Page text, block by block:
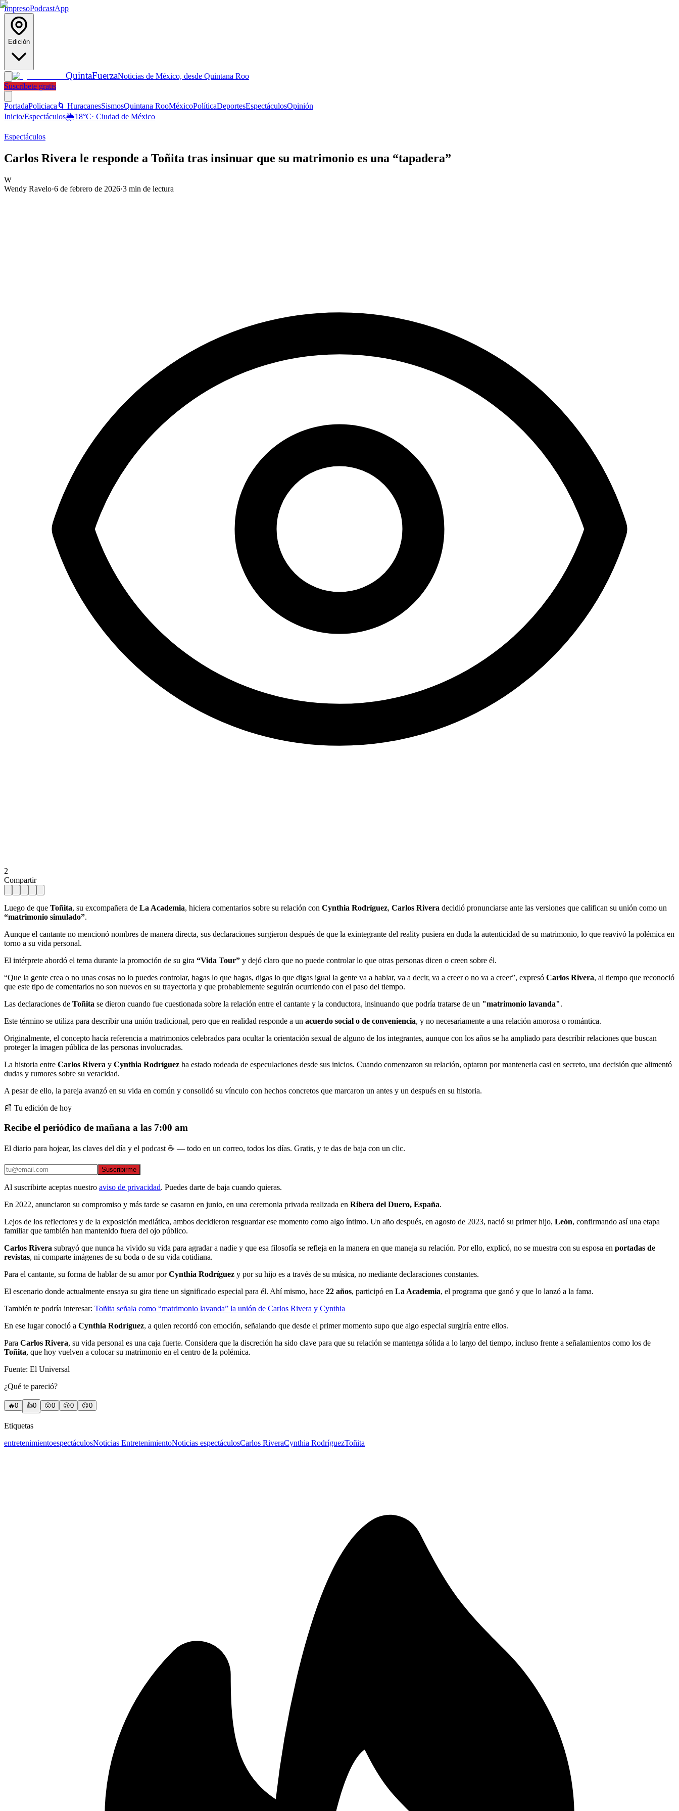
ImpresoPodcastApp
Edición
QuintaFuerzaNoticias de México, desde Quintana Roo
Suscríbete gratis
PortadaPoliciaca 🌀 HuracanesSismosQuintana RooMéxicoPolíticaDeportesEspectáculosOpinión
Inicio/Espectáculos🌦️18°C· Ciudad de México
Espectáculos
Carlos Rivera le responde a Toñita tras insinuar que su matrimonio es una “tapadera”
W
Wendy Ravelo·6 de febrero de 2026·3 min de lectura
2
Compartir
Luego de que Toñita, su excompañera de La Academia, hiciera comentarios sobre su relación con Cynthia Rodríguez, Carlos Rivera decidió pronunciarse ante las versiones que califican su unión como un
“matrimonio simulado”.
Aunque el cantante no mencionó nombres de manera directa, sus declaraciones surgieron después de que la exintegrante del reality pusiera en duda la autenticidad de su matrimonio, lo que reavivó la polémica en
torno a su vida personal.
El intérprete abordó el tema durante la promoción de su gira “Vida Tour” y dejó claro que no puede controlar lo que otras personas dicen o creen sobre él.
“Que la gente crea o no unas cosas no lo puedes controlar, hagas lo que hagas, digas lo que digas igual la gente va a hablar, va a decir, va a creer o no va a creer”, expresó Carlos Rivera, al tiempo que reconoció
que este tipo de comentarios no son nuevos en su trayectoria y que probablemente seguirán ocurriendo con el paso del tiempo.
Las declaraciones de Toñita se dieron cuando fue cuestionada sobre la relación entre el cantante y la conductora, insinuando que podría tratarse de un "matrimonio lavanda".
Este término se utiliza para describir una unión tradicional, pero que en realidad responde a un acuerdo social o de conveniencia, y no necesariamente a una relación amorosa o romántica.
Originalmente, el concepto hacía referencia a matrimonios celebrados para ocultar la orientación sexual de alguno de los integrantes, aunque con los años se ha ampliado para describir relaciones que buscan
proteger la imagen pública de las personas involucradas.
La historia entre Carlos Rivera y Cynthia Rodríguez ha estado rodeada de especulaciones desde sus inicios. Cuando comenzaron su relación, optaron por mantenerla casi en secreto, una decisión que alimentó
dudas y rumores sobre su veracidad.
A pesar de ello, la pareja avanzó en su vida en común y consolidó su vínculo con hechos concretos que marcaron un antes y un después en su historia.
📰 Tu edición de hoy
Recibe el periódico de mañana a las 7:00 am
El diario para hojear, las claves del día y el podcast ☕ — todo en un correo, todos los días. Gratis, y te das de baja con un clic.
Suscribirme
Al suscribirte aceptas nuestro aviso de privacidad. Puedes darte de baja cuando quieras.
En 2022, anunciaron su compromiso y más tarde se casaron en junio, en una ceremonia privada realizada en Ribera del Duero, España.
Lejos de los reflectores y de la exposición mediática, ambos decidieron resguardar ese momento como algo íntimo. Un año después, en agosto de 2023, nació su primer hijo, León, confirmando así una etapa
familiar que también han mantenido fuera del ojo público.
Carlos Rivera subrayó que nunca ha vivido su vida para agradar a nadie y que esa filosofía se refleja en la manera en que maneja su relación. Por ello, explicó, no se muestra con su esposa en portadas de
revistas, ni comparte imágenes de su boda o de su vida cotidiana.
Para el cantante, su forma de hablar de su amor porCynthia Rodríguez y por su hijo es a través de su música, no mediante declaraciones constantes.
El escenario donde actualmente ensaya su gira tiene un significado especial para él. Ahí mismo, hace 22 años, participó en La Academia, el programa que ganó y que lo lanzó a la fama.
También te podría interesar: Toñita señala como “matrimonio lavanda” la unión de Carlos Rivera y Cynthia
En ese lugar conoció a Cynthia Rodríguez, a quien recordó con emoción, señalando que desde el primer momento supo que algo especial surgiría entre ellos.
Para Carlos Rivera, su vida personal es una caja fuerte. Considera que la discreción ha sido clave para que su relación se mantenga sólida a lo largo del tiempo, incluso frente a señalamientos como los de
Toñita, que hoy vuelven a colocar su matrimonio en el centro de la polémica.
Fuente: El Universal
¿Qué te pareció?
🔥0 👍0 😲0 😢0 😠0
Etiquetas
entretenimientoespectáculosNoticias EntretenimientoNoticias espectáculosCarlos RiveraCynthia RodríguezToñita